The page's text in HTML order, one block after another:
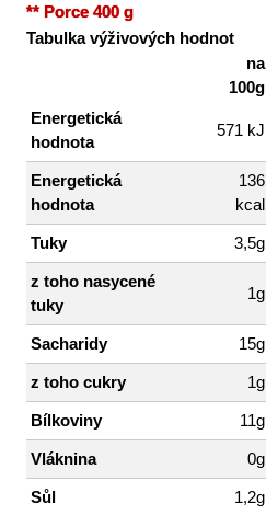
** Porce 400 g
Tabulka výživových hodnot
na
100g
Energetická
hodnota
571 kJ
Energetická
hodnota
136
kcal
Tuky 3,5g
z toho nasycené
tuky
1g
Sacharidy 15g
z toho cukry 1g
Bílkoviny 11g
Vláknina 0g
Sůl 1,2g